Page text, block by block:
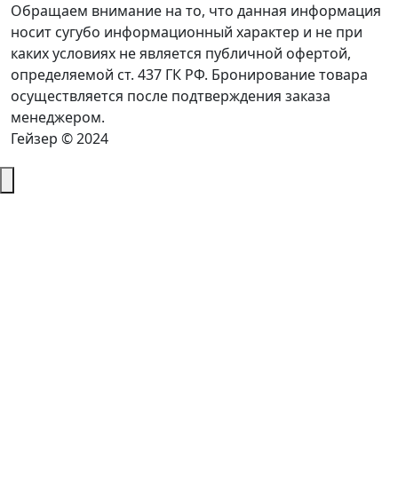
Обращаем внимание на то, что данная информация
носит сугубо информационный характер и не при
каких условиях не является публичной офертой,
определяемой ст. 437 ГК РФ. Бронирование товара
осуществляется после подтверждения заказа
менеджером.
Гейзер © 2024